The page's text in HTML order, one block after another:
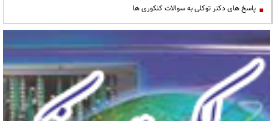
پاسخ های دکتر توکلی به سوالات کنکوری ها